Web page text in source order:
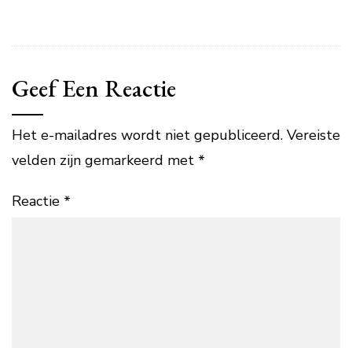
Geef Een Reactie
Het e-mailadres wordt niet gepubliceerd. Vereiste
velden zijn gemarkeerd met *
Reactie *